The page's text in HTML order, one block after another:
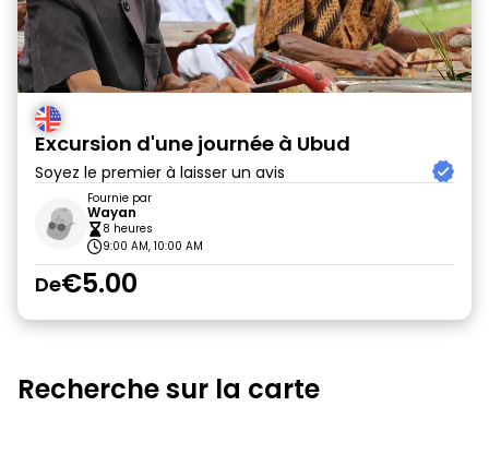
Excursion d'une journée à Ubud
Soyez le premier à laisser un avis
Fournie par
Wayan
8 heures
9:00 AM, 10:00 AM
De€5.00
Recherche sur la carte